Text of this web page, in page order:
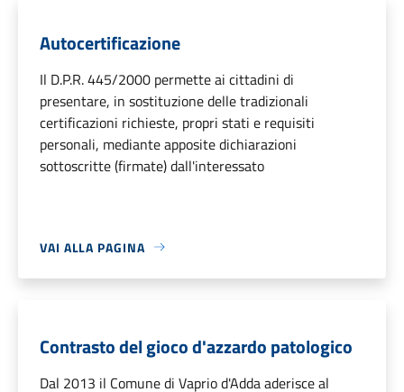
Autocertificazione
Il D.P.R. 445/2000 permette ai cittadini di
presentare, in sostituzione delle tradizionali
certificazioni richieste, propri stati e requisiti
personali, mediante apposite dichiarazioni
sottoscritte (firmate) dall'interessato
VAI ALLA PAGINA
Contrasto del gioco d'azzardo patologico
Dal 2013 il Comune di Vaprio d'Adda aderisce al